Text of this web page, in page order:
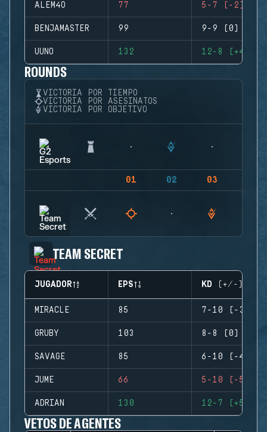
ALEM4O 77 5-7 (-2)
BENJAMASTER 99 9-9 (0)
UUNO 132 12-8 (+4)
ROUNDS
VICTORIA POR TIEMPO
VICTORIA POR ASESINATOS
VICTORIA POR OBJETIVO
01 02 03
TEAM SECRET
JUGADOR EPS KD (+/-)
MIRACLE 85 7-10 (-3)
GRUBY 103 8-8 (0)
SAVAGE 85 6-10 (-4)
JUME 66 5-10 (-5)
ADRIAN 130 12-7 (+5)
VETOS DE AGENTES